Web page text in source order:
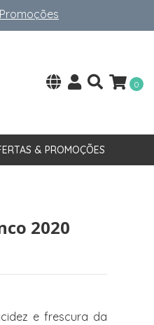
0
& PROMOÇÕES
2020
e frescura da